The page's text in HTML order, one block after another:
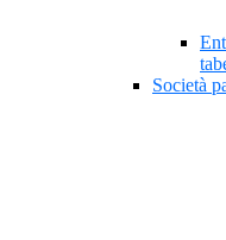
Società